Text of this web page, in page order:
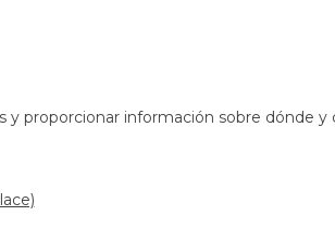
y proporcionar información sobre dónde